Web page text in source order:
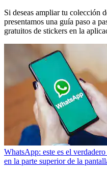
Si deseas ampliar tu colección
presentamos una guía paso a
gratuitos de stickers en la
WhatsApp: este es el
en la parte superior de la